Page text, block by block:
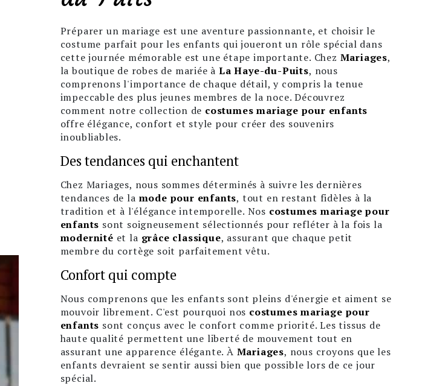
Préparer un mariage est une aventure passionnante, et choisir le
costume parfait pour les enfants qui joueront un rôle spécial dans
cette journée mémorable est une étape importante. Chez Mariages,
la boutique de robes de mariée àLa Haye-du-Puits, nous
comprenons l'importance de chaque détail, y compris la tenue
impeccable des plus jeunes membres de la noce. Découvrez
comment notre collection de costumes mariage pour enfants
offre élégance, confort et style pour créer des souvenirs
inoubliables.
Des tendances qui enchantent
Chez Mariages, nous sommes déterminés à suivre les dernières
tendances de la mode pour enfants, tout en restant fidèles à la
tradition et à l'élégance intemporelle. Nos costumes mariage pour
enfants sont soigneusement sélectionnés pour refléter à la fois la
modernité et la grâce classique, assurant que chaque petit
membre du cortège soit parfaitement vêtu.
Confort qui compte
Nous comprenons que les enfants sont pleins d'énergie et aiment se
mouvoir librement. C'est pourquoi nos costumes mariage pour
enfants sont conçus avec le confort comme priorité. Les tissus de
haute qualité permettent une liberté de mouvement tout en
assurant une apparence élégante. À Mariages, nous croyons que les
enfants devraient se sentir aussi bien que possible lors de ce jour
spécial.